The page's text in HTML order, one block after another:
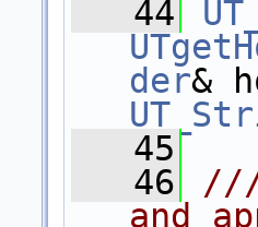
   44
der&
   45
   46
///
and